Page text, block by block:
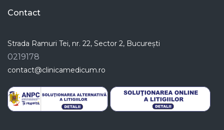
Contact
Strada Ramuri Tei, nr. 22, Sector 2, București
0219178
contact@clinicamedicum.ro